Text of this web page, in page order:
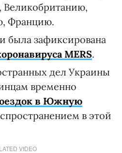
Великобританию,
Францию.
была зафиксирована
MERS.
дел Украины
временно
в Южную
в этой
VIDEO